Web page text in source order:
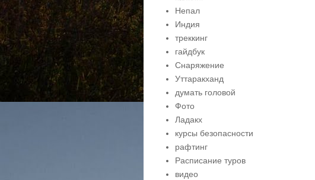
Непал
Индия
треккинг
гайдбук
Снаряжение
Уттаракханд
думать головой
Фото
Ладакх
курсы безопасности
рафтинг
Расписание туров
видео